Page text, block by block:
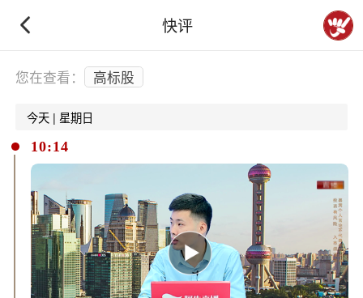
快评
下拉刷新
您在查看： 高标股
今天 | 星期日
10:14